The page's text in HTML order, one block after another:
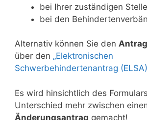
bei Ihrer zuständigen
bei den
Alternativ können Sie den
über den „Elektronischen
Schwerbehindertenantrag
Es wird hinsichtlich des
Unterschied mehr zwischen
Änderungsantrag gemacht!